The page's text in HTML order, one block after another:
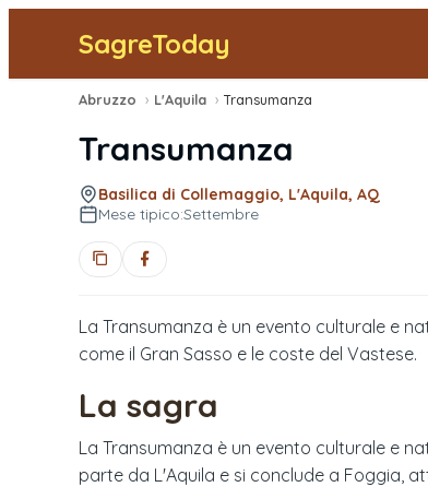
SagreToday
Abruzzo › L'Aquila › Transumanza
Transumanza
Basilica di Collemaggio, L'Aquila, AQ
Mese tipico:Settembre
La Transumanza è un evento culturale e
come il Gran Sasso e le coste del Vastese.
La sagra
La Transumanza è un evento culturale e
parte da L'Aquila e si conclude a Foggia,